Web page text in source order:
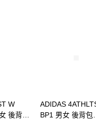
護人之同意方可使用
之損失，本公司不負相關責
W
後背包
ADIDAS
BP1 男女 後背包